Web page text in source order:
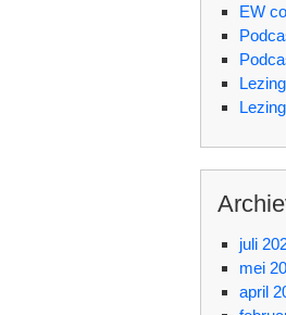
EW
juli
mei
april